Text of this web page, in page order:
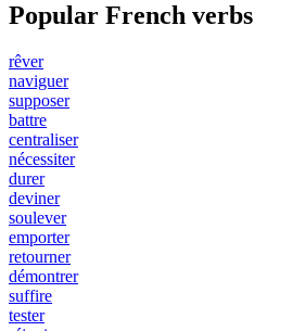
Popular French verbs
rêver
naviguer
supposer
battre
centraliser
nécessiter
durer
deviner
soulever
emporter
retourner
démontrer
suffire
tester